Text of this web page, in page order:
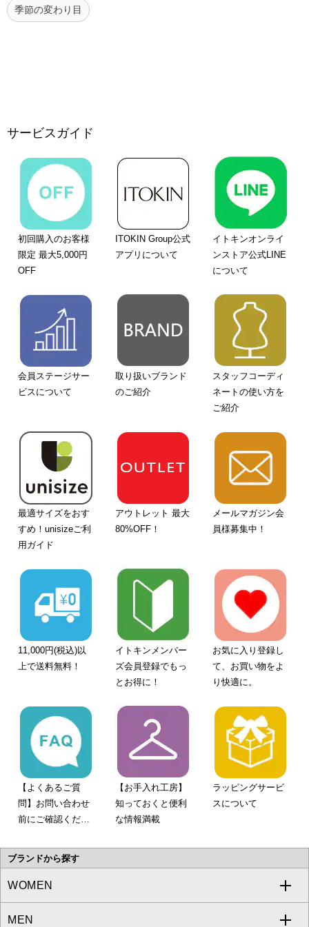
季節の変わり目
サービスガイド
初回購入のお客様
限定 最大5,000円
OFF
ITOKIN Group公式
アプリについて
イトキンオンライ
ンストア公式LINE
について
会員ステージサー
ビスについて
取り扱いブランド
のご紹介
スタッフコーディ
ネートの使い方を
ご紹介
最適サイズをおす
すめ！unisizeご利
用ガイド
アウトレット 最大
80%OFF！
メールマガジン会
員様募集中！
11,000円(税込)以
上で送料無料！
イトキンメンバー
ズ会員登録でもっ
とお得に！
お気に入り登録し
て、お買い物をよ
り快適に。
【よくあるご質
問】お問い合わせ
前にご確認くださ
【お手入れ工房】
知っておくと便利
な情報満載
ラッピングサービ
スについて
ブランドから探す
WOMEN
a.v.v
MEN